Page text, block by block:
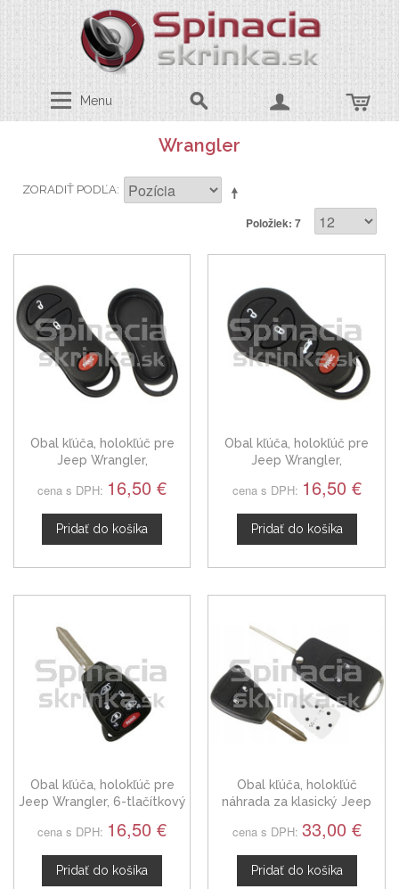
Menu
Wrangler
ZORADIŤ PODĽA
Položiek: 7
Obal kľúča, holokľúč pre
Jeep Wrangler,
cena s DPH: 16,50 €
Pridať do košíka
Obal kľúča, holokľúč pre
Jeep Wrangler,
cena s DPH: 16,50 €
Pridať do košíka
Obal kľúča, holokľúč pre
Jeep Wrangler, 6-tlačítkový
cena s DPH: 16,50 €
Pridať do košíka
Obal kľúča, holokľúč
náhrada za klasický Jeep
cena s DPH: 33,00 €
Pridať do košíka